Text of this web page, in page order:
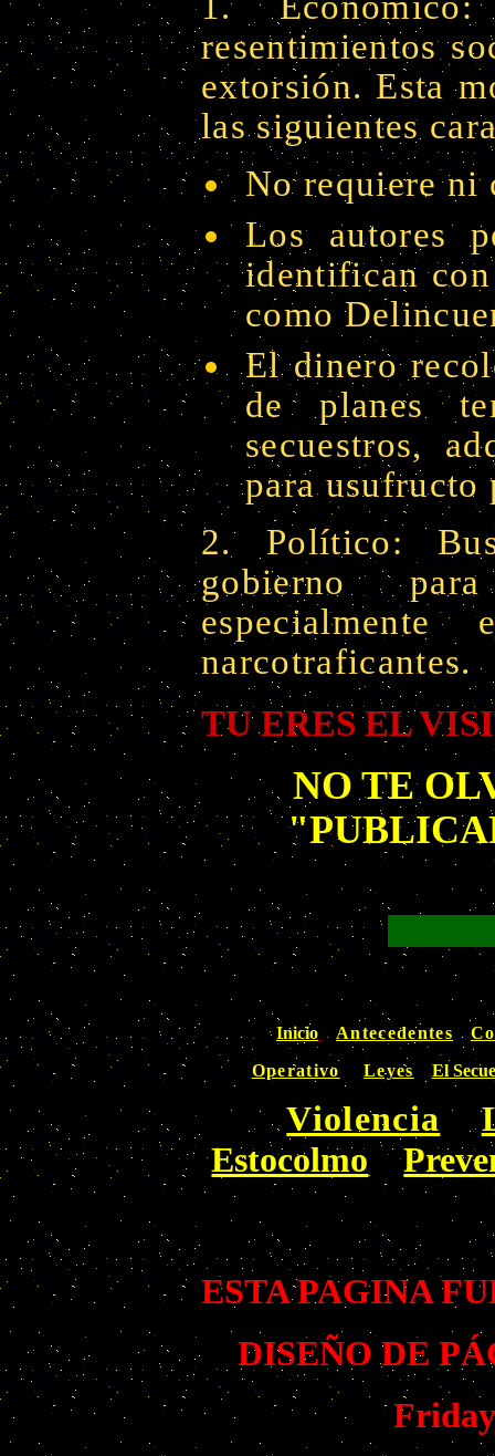
resentimientos
extorsión. Esta
las siguientes
No requiere
Los autores
identifican con
como
El dinero
de planes
secuestros,
para
2. Político:
gobierno
narcotraficantes.
TU ERES EL
NO TE
"PUBLICA
Inicio Antecedentes
Operativo
Leyes El
Violencia
Estocolmo
ESTA PAGINA
DISEÑO DE